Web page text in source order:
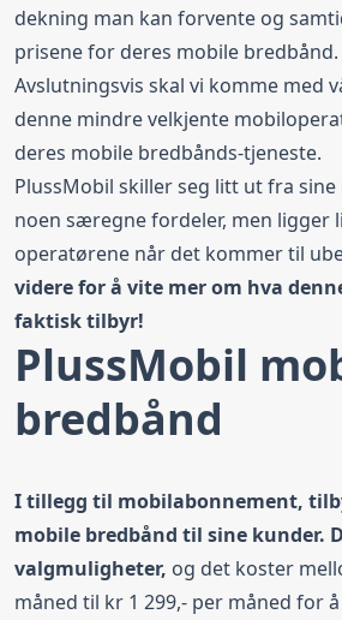
dekning man kan forvente og
prisene for deres mobile bredbånd.
Avslutningsvis skal vi komme med
denne mindre velkjente
deres mobile bredbånds-tjeneste.
PlussMobil skiller seg litt ut fra
noen særegne fordeler, men ligger
operatørene når det kommer til
videre for å vite mer om hva
faktisk tilbyr!
PlussMobil
bredbånd
I tillegg til mobilabonnement,
mobile bredbånd til sine kunder.
valgmuligheter, og det koster
måned til kr 1 299,- per måned for